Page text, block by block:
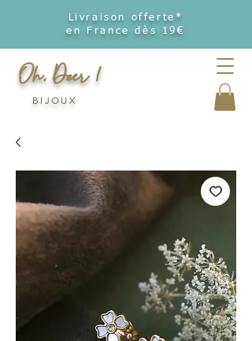
Livraison offerte*
en France dès 19€
Oh, Deer !
BIJOUX